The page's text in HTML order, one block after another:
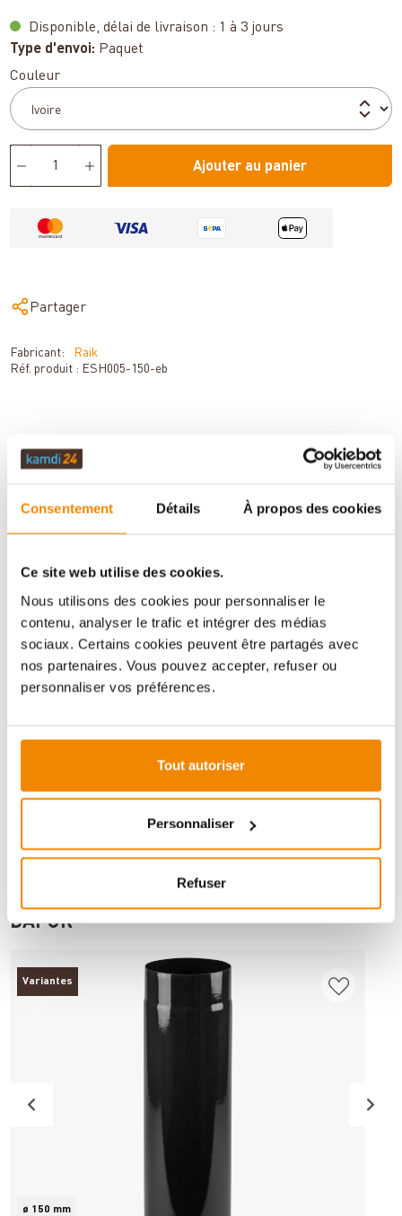
Consentement Détails À propos des cookies
Ce site web utilise des cookies.
Nous utilisons des cookies pour personnaliser le
contenu, analyser le trafic et intégrer des médias
sociaux. Certains cookies peuvent être partagés avec
nos partenaires. Vous pouvez accepter, refuser ou
personnaliser vos préférences.
Tout autoriser
Personnaliser
Refuser
Disponible, délai de livraison : 1 à 3 jours
Type d'envoi: Paquet
Sélectionnez
Couleur
Ajouter au panier
Partager
Fabricant:
Raik
Réf. produit : ESH005-150-eb
DESCRIPTION
ÉVALUATIONS (0)
INFORMATIONS IMPORTANTES
DAFÜR
Variantes
ø 150 mm